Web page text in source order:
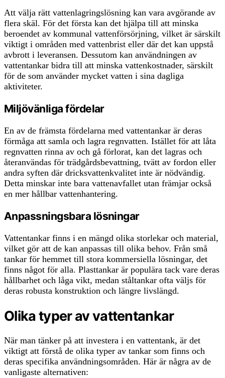
Att välja rätt vattenlagringslösning kan vara avgörande av
flera skäl. För det första kan det hjälpa till att minska
beroendet av kommunal vattenförsörjning, vilket är särskilt
viktigt i områden med vattenbrist eller där det kan uppstå
avbrott i leveransen. Dessutom kan användningen av
vattentankar bidra till att minska vattenkostnader, särskilt
för de som använder mycket vatten i sina dagliga
aktiviteter.
Miljövänliga fördelar
En av de främsta fördelarna med vattentankar är deras
förmåga att samla och lagra regnvatten. Istället för att låta
regnvatten rinna av och gå förlorat, kan det lagras och
återanvändas för trädgårdsbevattning, tvätt av fordon eller
andra syften där dricksvattenkvalitet inte är nödvändig.
Detta minskar inte bara vattenavfallet utan främjar också
en mer hållbar vattenhantering.
Anpassningsbara lösningar
Vattentankar finns i en mängd olika storlekar och material,
vilket gör att de kan anpassas till olika behov. Från små
tankar för hemmet till stora kommersiella lösningar, det
finns något för alla. Plasttankar är populära tack vare deras
hållbarhet och låga vikt, medan ståltankar ofta väljs för
deras robusta konstruktion och längre livslängd.
Olika typer av vattentankar
När man tänker på att investera i en vattentank, är det
viktigt att förstå de olika typer av tankar som finns och
deras specifika användningsområden. Här är några av de
vanligaste alternativen: